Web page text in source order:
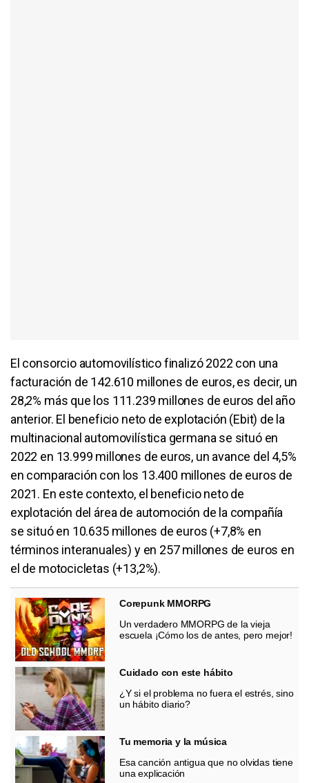
El consorcio automovilístico finalizó 2022 con una
facturación de 142.610 millones de euros, es decir, un
28,2% más que los 111.239 millones de euros del año
anterior. El beneficio neto de explotación (Ebit) de la
multinacional automovilística germana se situó en
2022 en 13.999 millones de euros, un avance del 4,5%
en comparación con los 13.400 millones de euros de
2021. En este contexto, el beneficio neto de
explotación del área de automoción de la compañía
se situó en 10.635 millones de euros (+7,8% en
términos interanuales) y en 257 millones de euros en
el de motocicletas (+13,2%).
Corepunk MMORPG
Un verdadero MMORPG de la vieja
escuela ¡Cómo los de antes, pero mejor!
Cuidado con este hábito
¿Y si el problema no fuera el estrés, sino
un hábito diario?
Tu memoria y la música
Esa canción antigua que no olvidas tiene
una explicación